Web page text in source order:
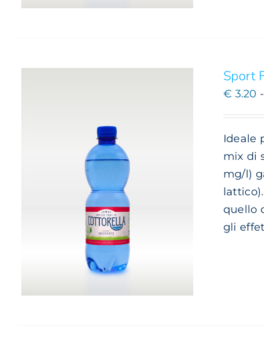
VARIANTI.
SCELTE
PRODOTTO
Sport
€ 3.20 -
Ideale
mix di
mg/l)
quello
gli
SCEGLI QUESTO
PRODOTTO
HA
VARIANTI.
/ DETTAGLI